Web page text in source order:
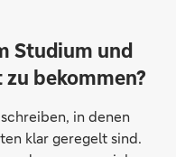
Studium und
bekommen?
in denen
klar geregelt sind.